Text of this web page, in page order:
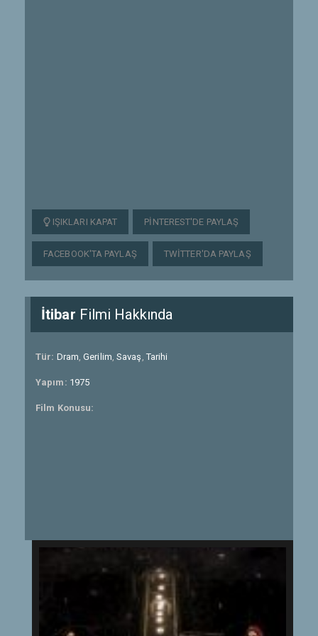
IŞIKLARI KAPAT PINTEREST'DE PAYLAŞ
FACEBOOK'TA PAYLAŞ TWITTER'DA PAYLAŞ
İtibar Filmi Hakkında
Tür: Dram,Gerilim,Savaş , Tarihi
Yapım: 1975
Film Konusu: